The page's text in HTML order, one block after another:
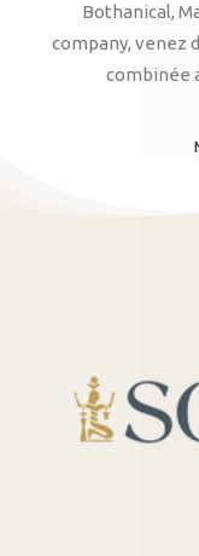
Bothanical,
company, venez
combinée